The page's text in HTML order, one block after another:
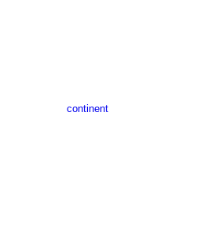
continent